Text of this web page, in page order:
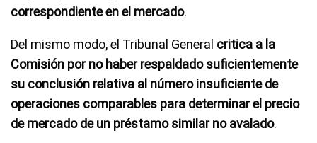
correspondiente en el mercado.
Del mismo modo, el Tribunal General critica a la
Comisión por no haber respaldado suficientemente
su conclusión relativa al número insuficiente de
operaciones comparables para determinar el precio
de mercado de un préstamo similar no avalado.